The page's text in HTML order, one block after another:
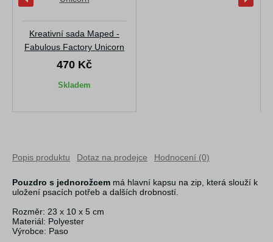
Kreativní sada Maped -
Fabulous Factory Unicorn
470 Kč
Skladem
Popis produktu Dotaz na prodejce Hodnocení (0)
Pouzdro s jednorožcem má hlavní kapsu na zip, která slouží k
uložení psacích potřeb a dalších drobností.
Rozměr: 23 x 10 x 5 cm
Materiál: Polyester
Výrobce: Paso